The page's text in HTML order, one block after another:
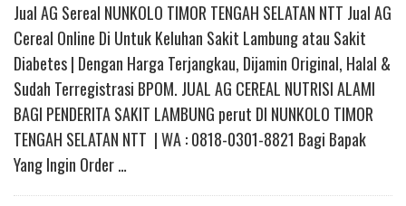
Jual AG Sereal NUNKOLO TIMOR TENGAH SELATAN NTT Jual AG
Cereal Online Di Untuk Keluhan Sakit Lambung atau Sakit
Diabetes | Dengan Harga Terjangkau, Dijamin Original, Halal &
Sudah Terregistrasi BPOM. JUAL AG CEREAL NUTRISI ALAMI
BAGI PENDERITA SAKIT LAMBUNG perut DI NUNKOLO TIMOR
TENGAH SELATAN NTT | WA : 0818-0301-8821 Bagi Bapak
Yang Ingin Order …